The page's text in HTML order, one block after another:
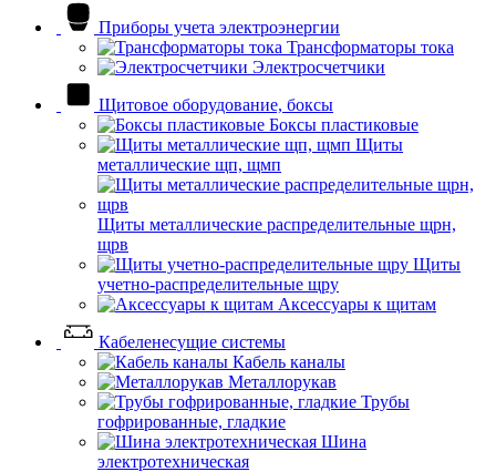
Приборы учета электроэнергии
Трансформаторы тока
Электросчетчики
Щитовое оборудование, боксы
Боксы пластиковые
Щиты
металлические щп, щмп
Щиты металлические распределительные щрн,
щрв
Щиты
учетно-распределительные щру
Аксессуары к щитам
Кабеленесущие системы
Кабель каналы
Металлорукав
Трубы
гофрированные, гладкие
Шина
электротехническая